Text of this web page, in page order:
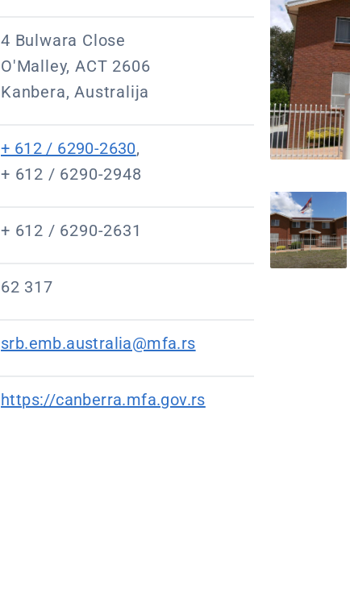
4 Bulwara Close
O'Malley, ACT 2606
Kanbera, Australija
+ 612 / 6290-2630,
+ 612 / 6290-2948
+ 612 / 6290-2631
62 317
srb.emb.australia@mfa.rs
https://canberra.mfa.gov.rs